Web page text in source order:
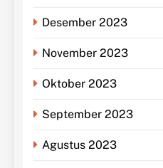
Desember 2023
November 2023
Oktober 2023
September 2023
Agustus 2023